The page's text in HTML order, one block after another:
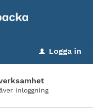
u Logga in
inloggning